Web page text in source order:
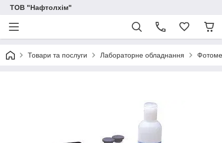
ТОВ "Нафтолхім"
Товари та послуги Лабораторне обладнання